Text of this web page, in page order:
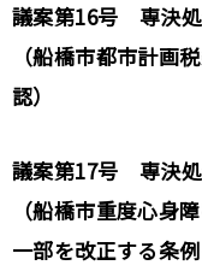
議案第16号 専決処
（船橋市都市計画
認）
議案第17号 専決処
（船橋市重度心身
一部を改正する条